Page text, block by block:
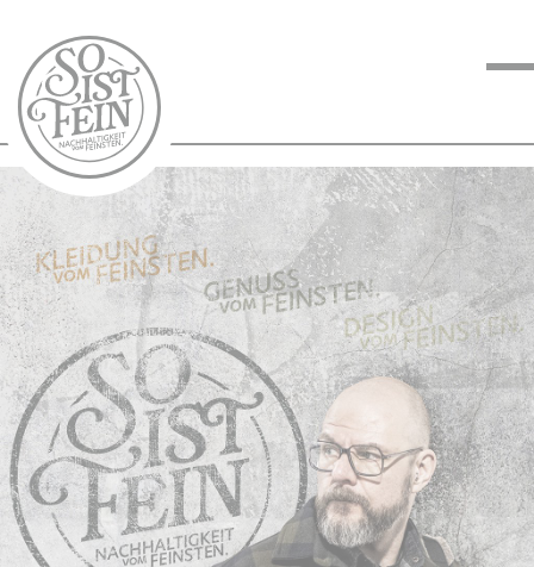
NACHHALTIGKEIT
VOM FEINSTEN
KOCHEN VOM
FEINSTEN
BLOG
KONTAKT